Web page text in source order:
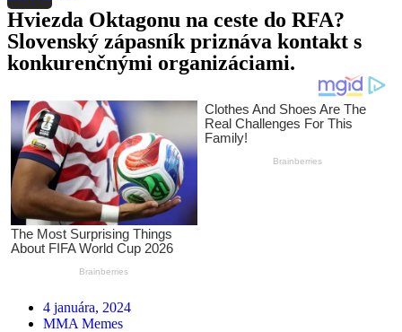
Hviezda Oktagonu na ceste do RFA?
Slovenský zápasník priznáva kontakt s
konkurenčnými organizáciami.
4 januára, 2024
MMA Memes